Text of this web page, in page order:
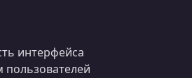
интерфейса